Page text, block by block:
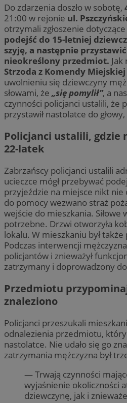
Do zdarzenia doszło w sobotę,
21:00 w rejonie ul.
otrzymali zgłoszenie
podejść do 15-letniej
szyję, a następnie
nieokreślony przedmiot.
Strzoda z Komendy
uwolnieniu się dziewczyny
słowami, że „się pomylił”, a
czynności policjanci ustalili, że
przystawił nastolatce do
Policjanci ustalili, gdzie
22-latek
Zabrzańscy policjanci ustalili
ucieczce mógł przebywać
przyjeździe na miejsce nikt nie
do pomocy wezwano straż
wejście do mieszkania. Siłowe
potrzebne. Drzwi otworzyła
lokalu. W mieszkaniu był
Podczas interwencji
policjantów i znieważył
zatrzymany i doprowadzony
Przedmiotu
znaleziono
Policjanci przeszukali
odnalezienia przedmiotu,
nastolatce. Nie udało się go
zatrzymania mężczyzna był
— Trwają czynności
wyjaśnienie okoliczności
dziewczynę, jak i